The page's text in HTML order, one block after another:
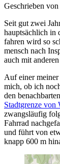
Geschrieben von
Seit gut zwei
hauptsächlich in
fahren wird so
mensch nach
auch mit
Auf einer
mich, ob ich
den
Stadtgrenze von
zwangsläufig
Fahrrad
und führt von
knapp 600 m